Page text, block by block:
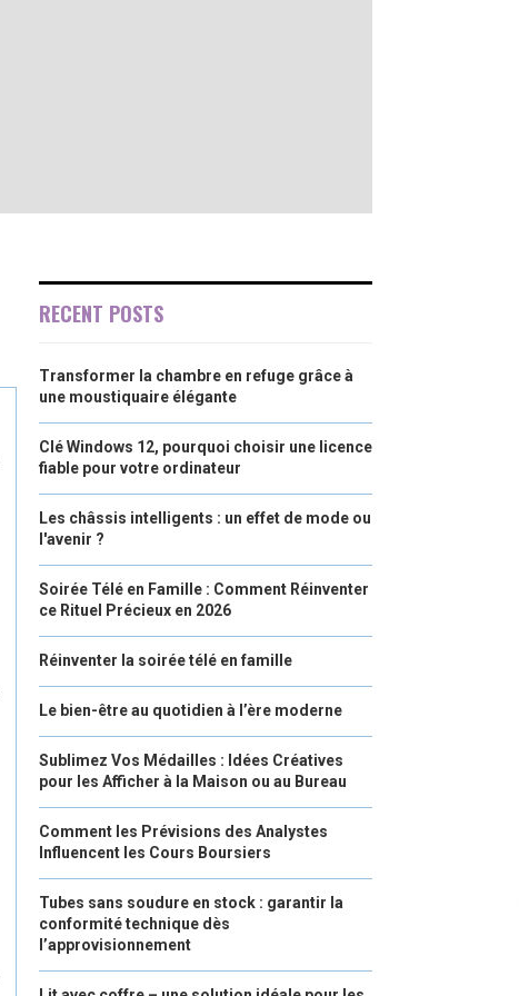
RECENT POSTS
Transformer la chambre en refuge grâce à
une moustiquaire élégante
Clé Windows 12, pourquoi choisir une licence
fiable pour votre ordinateur
Les châssis intelligents : un effet de mode ou
l'avenir ?
Soirée Télé en Famille : Comment Réinventer
ce Rituel Précieux en 2026
Réinventer la soirée télé en famille
Le bien-être au quotidien à l’ère moderne
Sublimez Vos Médailles : Idées Créatives
pour les Afficher à la Maison ou au Bureau
Comment les Prévisions des Analystes
Influencent les Cours Boursiers
Tubes sans soudure en stock : garantir la
conformité technique dès
l’approvisionnement